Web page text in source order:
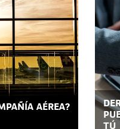
AÉREA?
TÚ